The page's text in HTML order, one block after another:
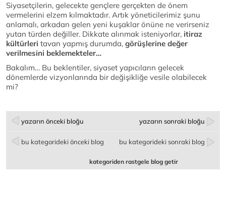
Siyasetçilerin, gelecekte gençlere gerçekten de önem
vermelerini elzem kılmaktadır. Artık yöneticilerimiz şunu
anlamalı, arkadan gelen yeni kuşaklar önüne ne verirseniz
yutan türden değiller. Dikkate alınmak isteniyorlar, itiraz
kültürleri tavan yapmış durumda, görüşlerine değer
verilmesini beklemekteler…
Bakalım… Bu beklentiler, siyaset yapıcıların gelecek
dönemlerde vizyonlarında bir değişikliğe vesile olabilecek
mi?
yazarın önceki bloğu yazarın sonraki bloğu
bu kategorideki önceki blog bu kategorideki sonraki blog
kategoriden rastgele blog getir